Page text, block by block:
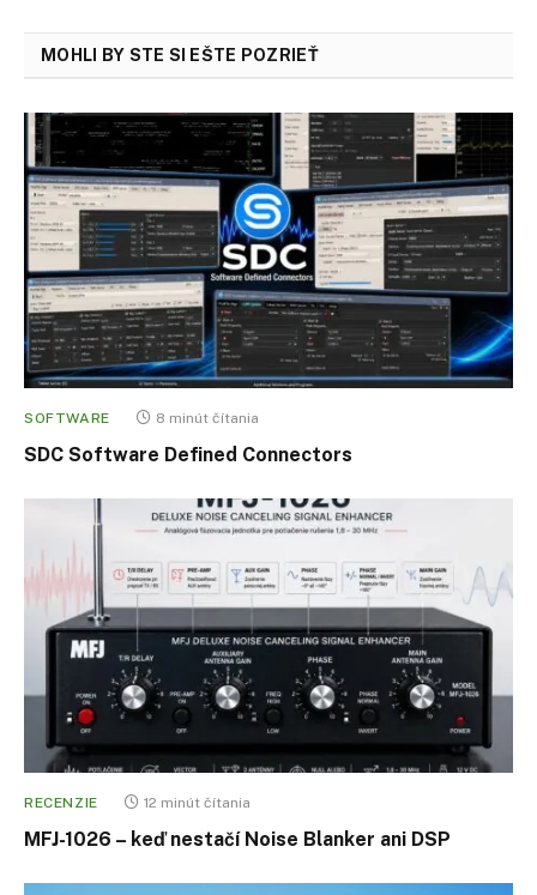
MOHLI BY STE SI EŠTE POZRIEŤ
SOFTWARE 8 minút čítania
SDC Software Defined Connectors
RECENZIE 12 minút čítania
MFJ-1026 – keď nestačí Noise Blanker ani DSP